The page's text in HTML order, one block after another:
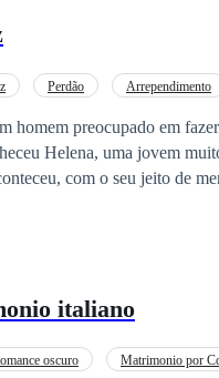
Perdão Arrependimento
homem preocupado em
Helena, uma jovem
com o seu jeito de
menina travessa como a
ao lado da mulher que
italiano
oscuro Matrimonio por